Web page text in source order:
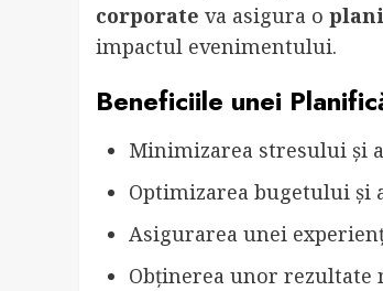
corporate va asigura o
impactul evenimentului.
Beneficiile unei
Minimizarea stresului și
Optimizarea bugetului și
Asigurarea unei
Obținerea unor rezultate